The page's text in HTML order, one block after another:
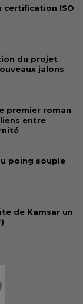
certification ISO
du projet
jalons
premier roman
entre
poing souple
de Kamsar un